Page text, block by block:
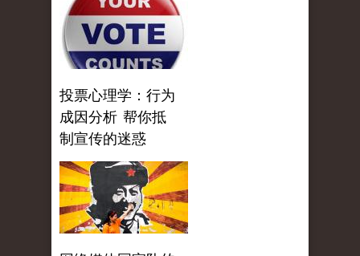
投票心理学：行为
成因分析 帮你抵
制宣传的迷惑